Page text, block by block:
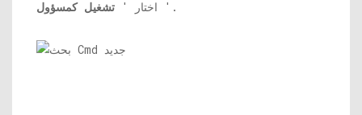
اختار ' تشغيل كمسؤول '.